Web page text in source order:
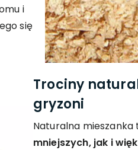
i
się
Trociny
gryzoni
Naturalna
mniejszych, jak i